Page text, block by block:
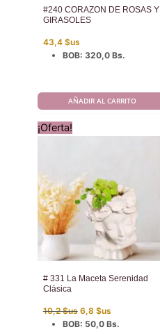
#240 CORAZON DE ROSAS Y
GIRASOLES
43,4 $us
BOB: 320,0 Bs.
AÑADIR AL CARRITO
¡Oferta!
# 331 La Maceta Serenidad
Clásica
10,2$us El
precio
original
6,8 $us
actual
BOB: 50,0 Bs.